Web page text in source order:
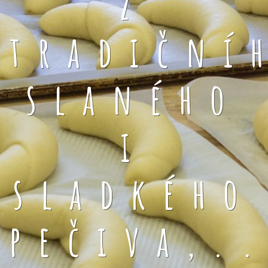
slaného
i
sladkého